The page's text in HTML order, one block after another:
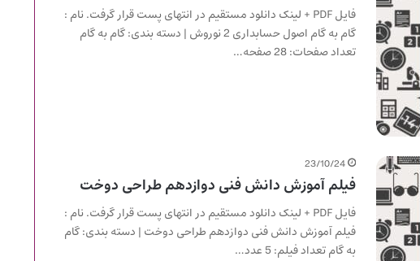
فایل PDF + لینک دانلود مستقیم در انتهای پست قرار گرفت. نام :
گام به گام اصول حسابداری 2 نوروش | دسته بندی: گام به گام
تعداد صفحات: 28 صفحه…
23/10/24
فیلم آموزش دانش فنی دوازدهم طراحی دوخت
فایل PDF + لینک دانلود مستقیم در انتهای پست قرار گرفت. نام :
فیلم آموزش دانش فنی دوازدهم طراحی دوخت | دسته بندی: گام
به گام تعداد فیلم: 5 عدد…